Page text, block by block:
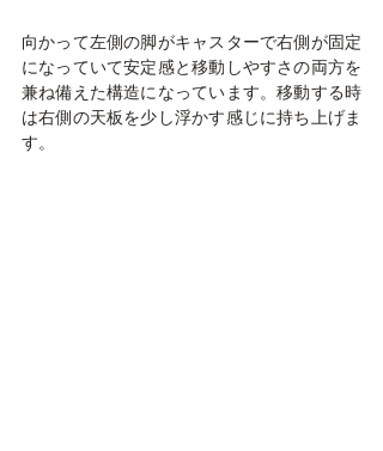
向かって左側の脚がキャスターで右側が固定
になっていて安定感と移動しやすさの両方を
兼ね備えた構造になっています。移動する時
は右側の天板を少し浮かす感じに持ち上げま
す。